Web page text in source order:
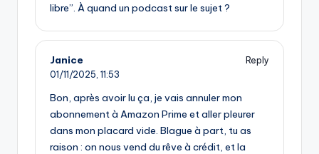
libre”. À quand un podcast sur le sujet ?
Janice
Reply
01/11/2025, 11:53
Bon, après avoir lu ça, je vais annuler mon
abonnement à Amazon Prime et aller pleurer
dans mon placard vide. Blague à part, tu as
raison : on nous vend du rêve à crédit, et la